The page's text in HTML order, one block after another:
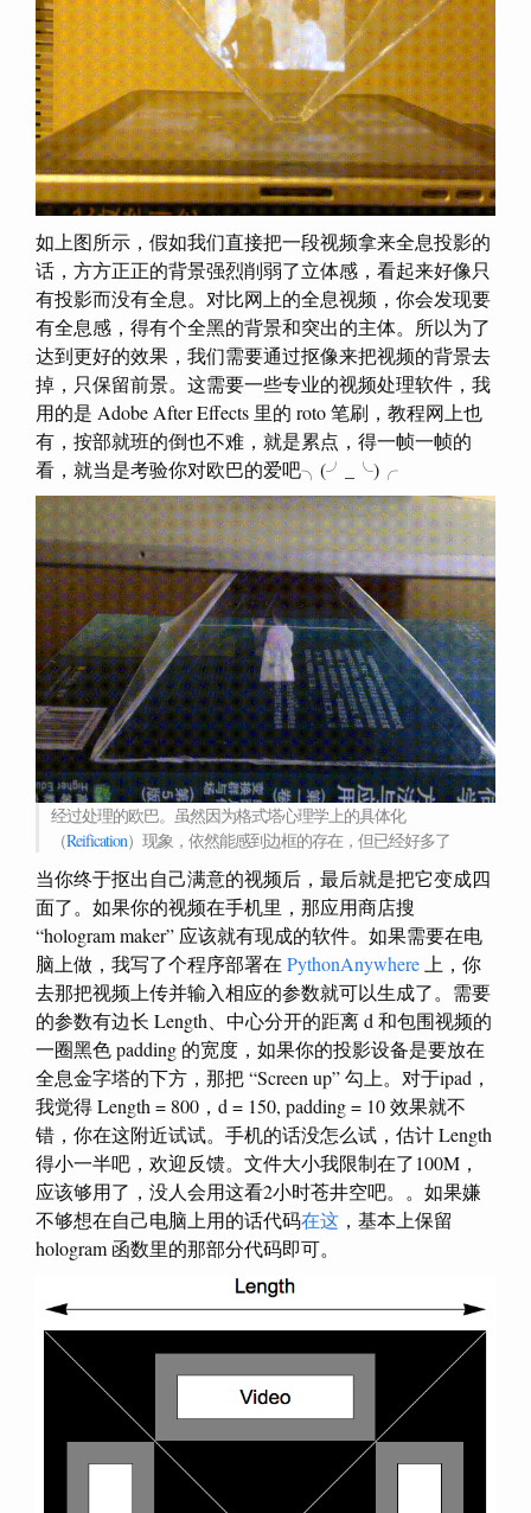
如上图所示，假如我们直接把一段视频拿来全息投影的
话，方方正正的背景强烈削弱了立体感，看起来好像只
有投影而没有全息。对比网上的全息视频，你会发现要
有全息感，得有个全黑的背景和突出的主体。所以为了
达到更好的效果，我们需要通过抠像来把视频的背景去
掉，只保留前景。这需要一些专业的视频处理软件，我
用的是 Adobe After Effects 里的 roto 笔刷，教程网上也
有，按部就班的倒也不难，就是累点，得一帧一帧的
看，就当是考验你对欧巴的爱吧╮(╯_╰)╭
经过处理的欧巴。虽然因为格式塔心理学上的具体化
（Reification）现象，依然能感到边框的存在，但已经好多了
当你终于抠出自己满意的视频后，最后就是把它变成四
面了。如果你的视频在手机里，那应用商店搜
“hologram maker” 应该就有现成的软件。如果需要在电
脑上做，我写了个程序部署在 PythonAnywhere 上，你
去那把视频上传并输入相应的参数就可以生成了。需要
的参数有边长 Length、中心分开的距离 d 和包围视频的
一圈黑色 padding 的宽度，如果你的投影设备是要放在
全息金字塔的下方，那把 “Screen up” 勾上。对于ipad，
我觉得 Length = 800，d = 150, padding = 10 效果就不
错，你在这附近试试。手机的话没怎么试，估计 Length
得小一半吧，欢迎反馈。文件大小我限制在了100M，
应该够用了，没人会用这看2小时苍井空吧。。如果嫌
不够想在自己电脑上用的话代码在这 ，基本上保留
hologram 函数里的那部分代码即可。